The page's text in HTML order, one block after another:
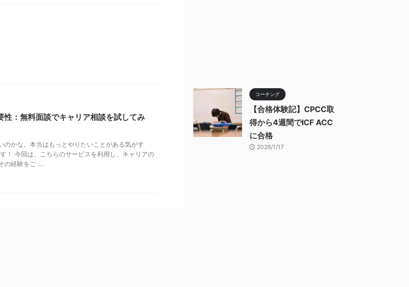
性：無料面談でキャリア相談を試してみ
のかな。本当はもっとやりたいことがある気がす
！ 今回は、こちらのサービスを利用し、キャリアの
の経験をご ...
コーチング
【合格体験記】CPCC取
得から4週間でICF ACC
に合格
2026/1/17